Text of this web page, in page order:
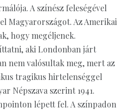
A színész feleségével
Magyarországot. Az Amerikai
hogy megéljenek.
aki Londonban járt
nem valósultak meg, mert az
tragikus hirtelenséggel
Népszava szerint 1941.
lépett fel. A színpadon